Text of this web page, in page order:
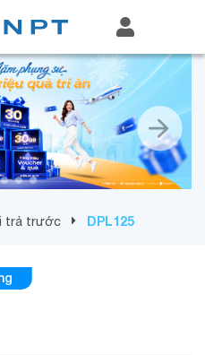
trả trước DPL125